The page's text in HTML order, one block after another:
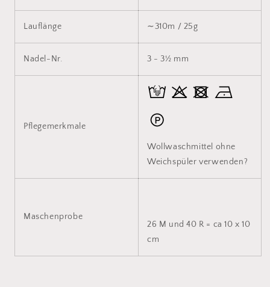
Lauflänge ∼310m / 25g
Nadel-Nr. 3 - 3½ mm
Pflegemerkmale
Wollwaschmittel ohne
Weichspüler verwenden?
Maschenprobe
26 M und 40 R = ca 10 x 10
cm